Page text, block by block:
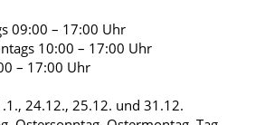
09:00 – 17:00 Uhr
10:00 – 17:00 Uhr
– 17:00 Uhr
24.12., 25.12. und 31.12.